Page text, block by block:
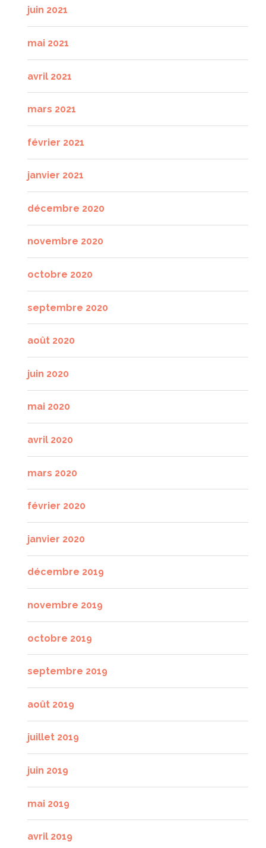
juin 2021
mai 2021
avril 2021
mars 2021
février 2021
janvier 2021
décembre 2020
novembre 2020
octobre 2020
septembre 2020
août 2020
juin 2020
mai 2020
avril 2020
mars 2020
février 2020
janvier 2020
décembre 2019
novembre 2019
octobre 2019
septembre 2019
août 2019
juillet 2019
juin 2019
mai 2019
avril 2019